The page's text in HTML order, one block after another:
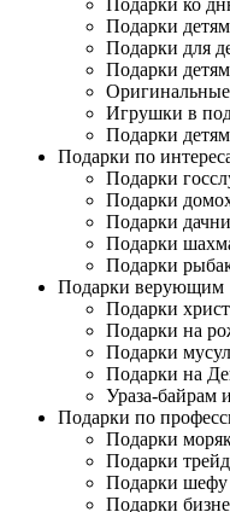
Подарки ко
Подарки
Подарки для
Подарки
Игрушки в
Подарки
Подарки по
Подарки
Подарки
Подарки
Подарки
Подарки
Подарки верующим
Подарки
Подарки на
Подарки
Подарки на
Ураза-байрам
Подарки по
Подарки
Подарки
Подарки шефу
Подарки